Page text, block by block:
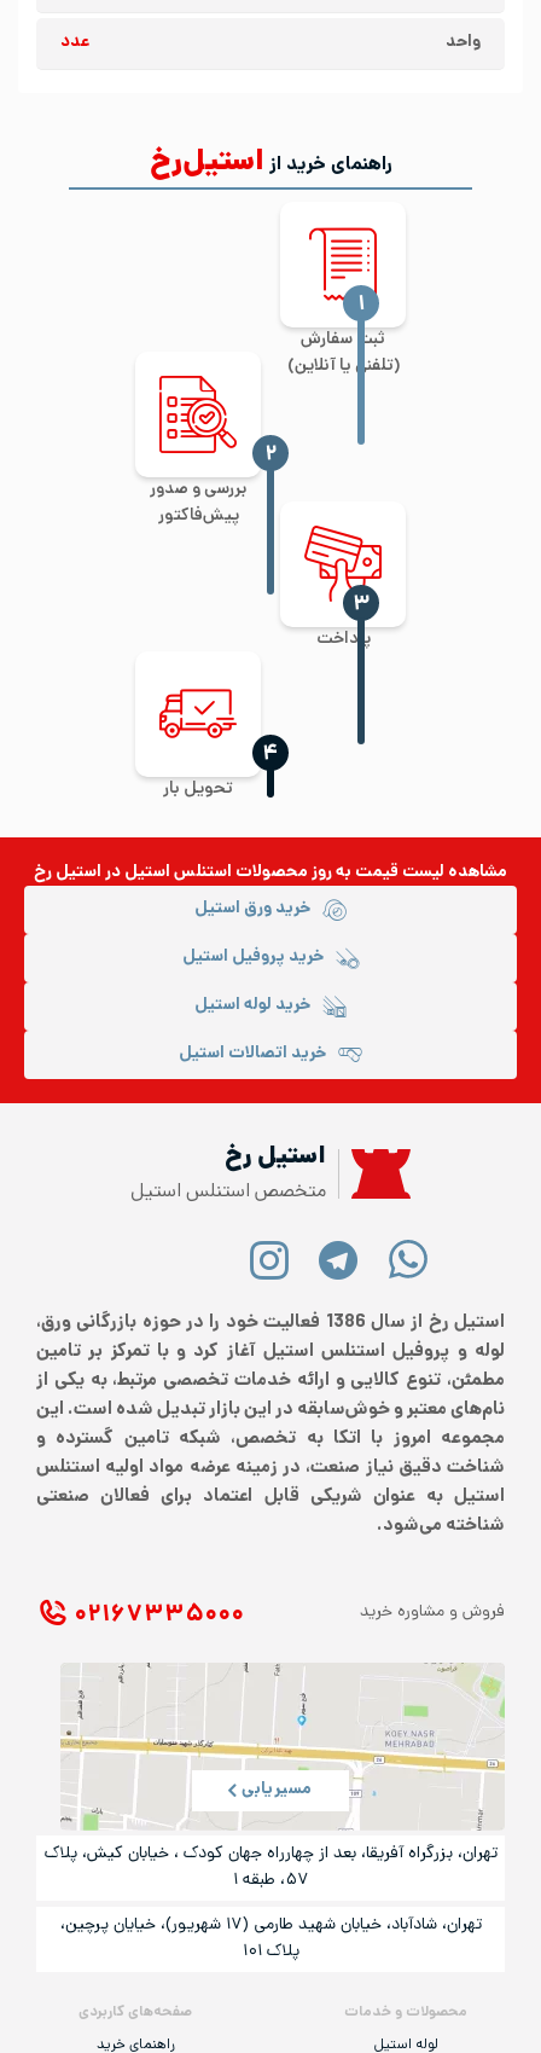
واحد عدد
راهنمای خرید از استیل‌رخ
ثبت سفارش
(تلفنی یا آنلاین)
‍۱
بررسی و صدور
پیش‌فاکتور
‍۲
پرداخت
‍۳
تحویل بار
‍۴
مشاهده لیست قیمت به روزمحصولات استنلس استیلدر استیل رخ
خرید ورق استیل
خرید پروفیل استیل
خرید لوله استیل
خرید اتصالات استیل
استیل رخ
متخصص استنلس استیل
استیل رخ از سال 1386 فعالیت خود را در حوزه بازرگانی ورق،
لوله و پروفیل استنلس استیل آغاز کرد و با تمرکز بر تامین
مطمئن، تنوع کالایی و ارائه خدمات تخصصی مرتبط، به یکی از
نام‌های معتبر و خوش‌سابقه در این بازار تبدیل شده است. این
مجموعه امروز با اتکا به تخصص، شبکه تامین گسترده و
شناخت دقیق نیاز صنعت، در زمینه عرضه مواد اولیه استنلس
استیل به عنوان شریکی قابل اعتماد برای فعالان صنعتی
شناخته می‌شود.
محصولات و خدمات
لوله استیل
صفحه‌های کاربردی
راهنمای خرید
فروش و مشاوره خرید ۰۲۱ ۶۷۳۳۵۰۰۰
مسیریابی
تهران، بزرگراه آفریقا، بعد از چهارراه جهان کودک ، خیابان کیش، پلاک
۵۷، طبقه ۱
تهران، شادآباد، خیابان شهید طارمی (۱۷ شهریور)، خیایان پرچین،
پلاک ۱۰۱